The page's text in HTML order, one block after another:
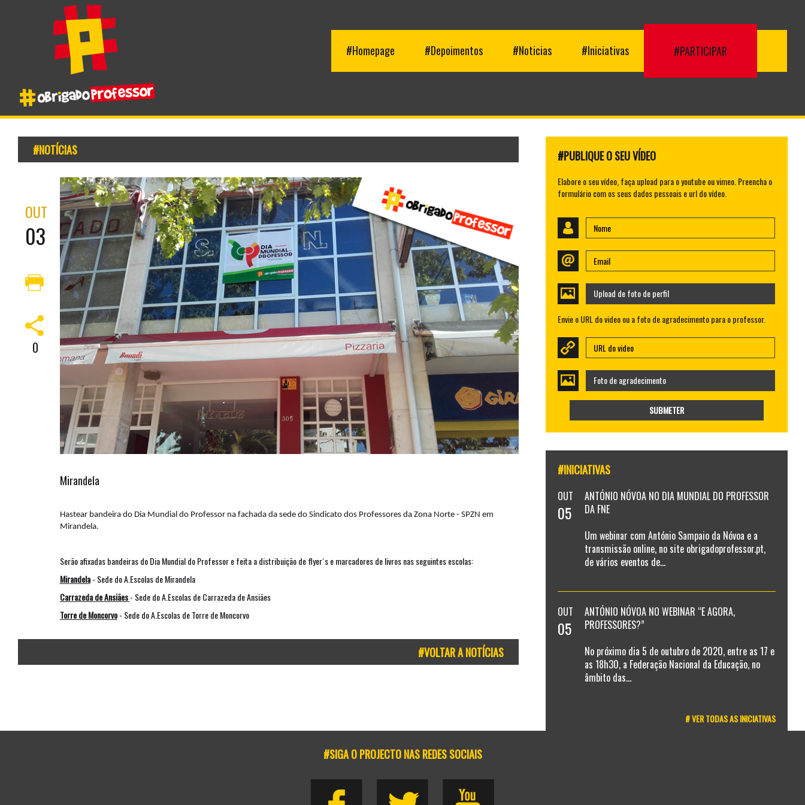
#Homepage #Depoimentos #Noticias #Iniciativas #PARTICIPAR
#NOTÍCIAS
OUT
03
0
Mirandela
Hastear bandeira do Dia Mundial do Professor na fachada da sede do Sindicato dos Professores da Zona Norte - SPZN em
Mirandela.
Serão afixadas bandeiras do Dia Mundial do Professor e feita a distribuição de flyer´s e marcadores de livros nas seguintes escolas:
Mirandela- Sede do A.Escolas de Mirandela
Carrazeda de Ansiães - Sede do A.Escolas de Carrazeda de Ansiães
Torre de Moncorvo- Sede do A.Escolas de Torre de Moncorvo
#VOLTAR A NOTÍCIAS
#PUBLIQUE O SEU VÍDEO
Elabore o seu vídeo, faça upload para o youtube ou vimeo. Preencha o
formulário com os seus dados pessoais e url do vídeo.
Upload de foto de perfil
Envie o URL do video ou a foto de agradecimento para o professor.
Foto de agradecimento
SUBMETER
#INICIATIVAS
OUT
05
ANTÓNIO NÓVOA NO DIA MUNDIAL DO PROFESSOR
DA FNE
Um webinar com António Sampaio da Nóvoa e a
transmissão online, no site obrigadoprofessor.pt,
de vários eventos de...
OUT
05
ANTÓNIO NÓVOA NO WEBINAR “E AGORA,
PROFESSORES?”
No próximo dia 5 de outubro de 2020, entre as 17 e
as 18h30, a Federação Nacional da Educação, no
âmbito das...
# VER TODAS AS INICIATIVAS
#SIGA O PROJECTO NAS REDES SOCIAIS